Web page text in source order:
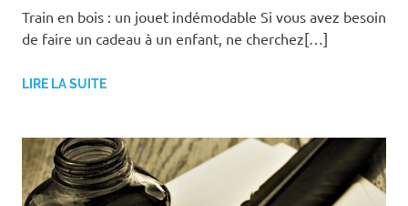
Train en bois : un jouet indémodable Si vous avez besoin
de faire un cadeau à un enfant, ne cherchez[…]
LIRE LA SUITE